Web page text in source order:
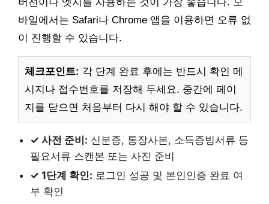
버전이나 엣지를 사용하는 것이 가장 좋습니다. 모
바일에서는 Safari나 Chrome 앱을 이용하면 오류 없
이 진행할 수 있습니다.
체크포인트: 각 단계 완료 후에는 반드시 확인 메
시지나 접수번호를 저장해 두세요. 중간에 페이
지를 닫으면 처음부터 다시 해야 할 수 있습니다.
✓ 사전 준비: 신분증, 통장사본, 소득증빙서류 등
필요서류 스캔본 또는 사진 준비
✓ 1단계 확인: 로그인 성공 및 본인인증 완료 여
부 확인